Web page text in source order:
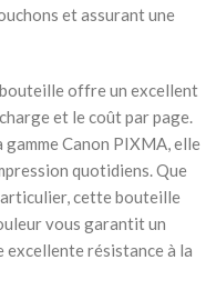
et assurant une
offre un excellent
et le coût par page.
Canon PIXMA, elle
quotidiens. Que
cette bouteille
vous garantit un
excellente résistance à la